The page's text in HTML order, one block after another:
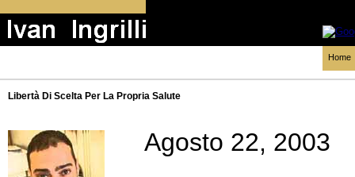
Home
Libertà Di Scelta Per La Propria Salute
Agosto 22, 2003